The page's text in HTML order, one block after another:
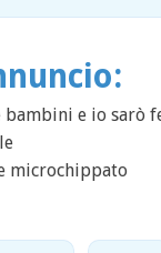
e io sarò
microchippato